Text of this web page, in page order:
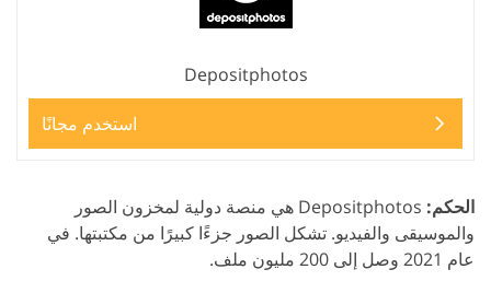
Depositphotos
استخدم مجانًا
الحكم:
Depositphotos هي منصة دولية لمخزون الصور
والموسيقى والفيديو. تشكل الصور جزءًا كبيرًا من مكتبتها. في
عام 2021 وصل إلى 200 مليون ملف.